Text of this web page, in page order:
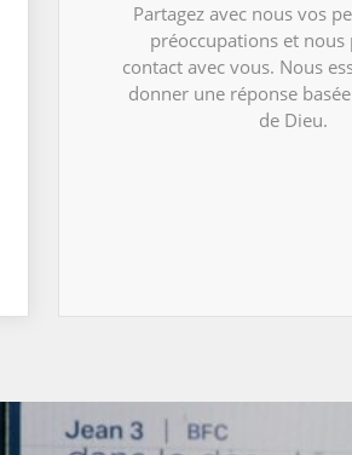
Partagez avec nous vos
préoccupations et
contact avec vous. Nous
donner une réponse
de Dieu.